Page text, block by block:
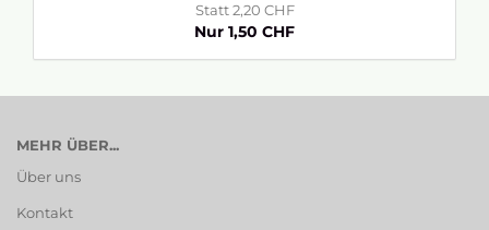
Statt 2,20 CHF
Nur 1,50 CHF
MEHR ÜBER...
Über uns
Kontakt